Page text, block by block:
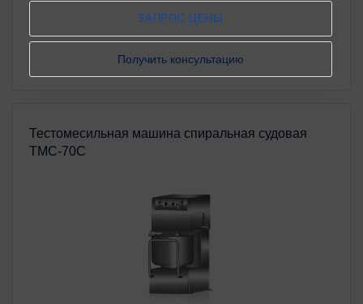
ЗАПРОС ЦЕНЫ
Получить консультацию
Тестомесильная машина спиральная судовая
ТМС-70С